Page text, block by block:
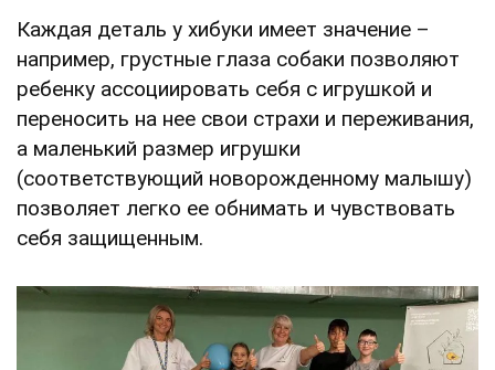
Каждая деталь у хибуки имеет значение –
например, грустные глаза собаки позволяют
ребенку ассоциировать себя с игрушкой и
переносить на нее свои страхи и переживания,
а маленький размер игрушки
(соответствующий новорожденному малышу)
позволяет легко ее обнимать и чувствовать
себя защищенным.